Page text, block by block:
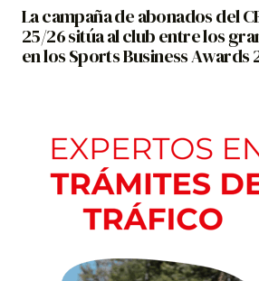
La campaña de abonados del
25/26 sitúa al club entre los
en los Sports Business Awards